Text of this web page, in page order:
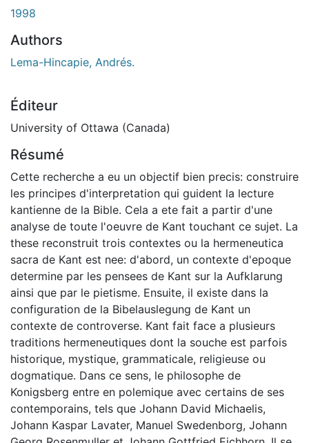
1998
Authors
Lema-Hincapie, Andrés.
Éditeur
University of Ottawa (Canada)
Résumé
Cette recherche a eu un objectif bien precis: construire
les principes d'interpretation qui guident la lecture
kantienne de la Bible. Cela a ete fait a partir d'une
analyse de toute l'oeuvre de Kant touchant ce sujet. La
these reconstruit trois contextes ou la hermeneutica
sacra de Kant est nee: d'abord, un contexte d'epoque
determine par les pensees de Kant sur la Aufklarung
ainsi que par le pietisme. Ensuite, il existe dans la
configuration de la Bibelauslegung de Kant un
contexte de controverse. Kant fait face a plusieurs
traditions hermeneutiques dont la souche est parfois
historique, mystique, grammaticale, religieuse ou
dogmatique. Dans ce sens, le philosophe de
Konigsberg entre en polemique avec certains de ses
contemporains, tels que Johann David Michaelis,
Johann Kaspar Lavater, Manuel Swedenborg, Johann